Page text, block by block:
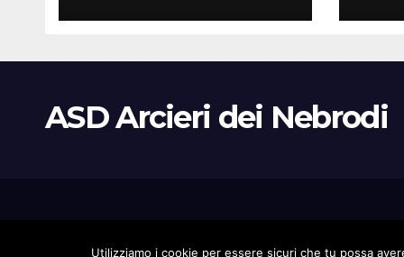
ASD Arcieri dei Nebrodi
Utilizziamo i cookie per essere sicuri che tu possa